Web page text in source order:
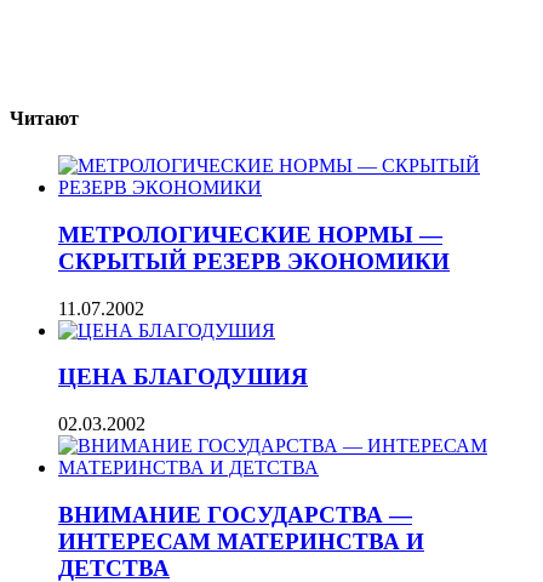
Читают
МЕТРОЛОГИЧЕСКИЕ НОРМЫ —
СКРЫТЫЙ РЕЗЕРВ ЭКОНОМИКИ
11.07.2002
ЦЕНА БЛАГОДУШИЯ
02.03.2002
ВНИМАНИЕ ГОСУДАРСТВА —
ИНТЕРЕСАМ МАТЕРИНСТВА И
ДЕТСТВА